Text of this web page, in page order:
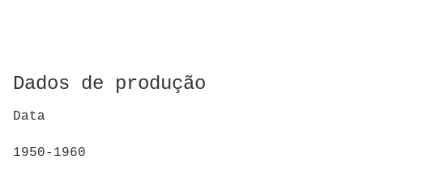
Dados de produção
Data
1950-1960